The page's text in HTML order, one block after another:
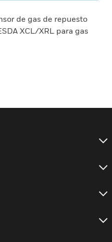
de gas de repuesto
XCL/XRL para gas